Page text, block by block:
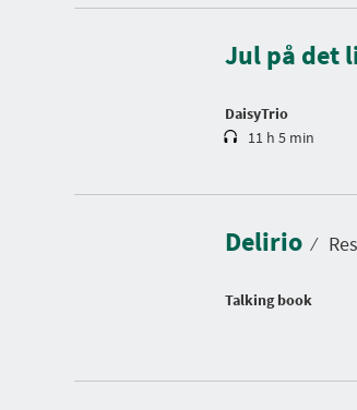
Jul på det
DaisyTrio
r
t
i
11 h 5 min
Delirio ⁄
Talking book
D